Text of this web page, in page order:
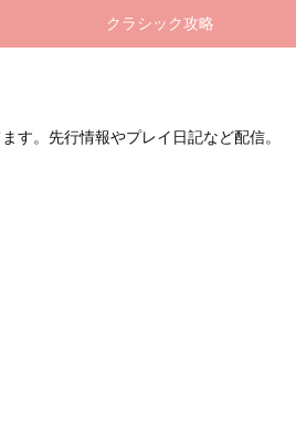
クラシック攻略
す。先行情報やプレイ日記など配信。